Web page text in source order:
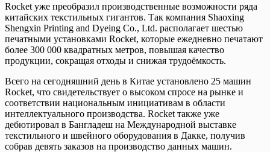
Rocket уже преобразил производственные возможности ряда
китайских текстильных гигантов. Так компания Shaoxing
Shengxin Printing and Dyeing Co., Ltd. располагает шестью
печатными установками Rocket, которые ежедневно печатают
более 300 000 квадратных метров, повышая качество
продукции, сокращая отходы и снижая трудоёмкость.
Всего на сегодняшний день в Китае установлено 25 машин
Rocket, что свидетельствует о высоком спросе на рынке и
соответствии национальным инициативам в области
интеллектуального производства. Rocket также уже
дебютировал в Бангладеш на Международной выставке
текстильного и швейного оборудования в Дакке, получив
собрав девять заказов на производство данных машин.